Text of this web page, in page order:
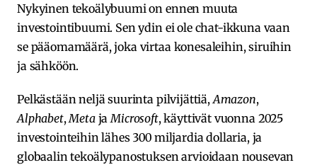
Nykyinen tekoälybuumi on ennen muuta
investointibuumi. Sen ydin ei ole chat-ikkuna vaan
se pääomamäärä, joka virtaa konesaleihin, siruihin
ja sähköön.
Pelkästään neljä suurinta pilvijättiä,Amazon,
Alphabet,MetajaMicrosoft, käyttivät vuonna 2025
investointeihin lähes 300 miljardia dollaria, ja
globaalin tekoälypanostuksen arvioidaan nousevan